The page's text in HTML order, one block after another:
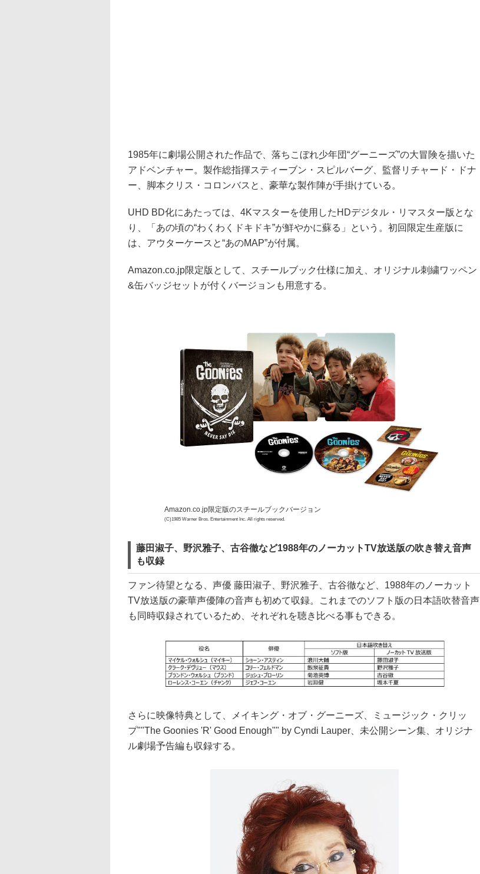
1985年に劇場公開された作品で、落ちこぼれ少年団“グーニーズ”の大冒険を描いた
アドベンチャー。製作総指揮スティーブン・スピルバーグ、監督リチャード・ドナ
ー、脚本クリス・コロンバスと、豪華な製作陣が手掛けている。
UHD BD化にあたっては、4Kマスターを使用したHDデジタル・リマスター版とな
り、「あの頃の“わくわくドキドキ”が鮮やかに蘇る」という。初回限定生産版に
は、アウターケースと“あのMAP”が付属。
Amazon.co.jp限定版として、スチールブック仕様に加え、オリジナル刺繍ワッペン
&缶バッジセットが付くバージョンも用意する。
Amazon.co.jp限定版のスチールブックバージョン
(C)1985 Warner Bros. Entertainment Inc. All rights reserved.
藤田淑子、野沢雅子、古谷徹など1988年のノーカットTV放送版の吹き替え音声
も収録
ファン待望となる、声優 藤田淑子、野沢雅子、古谷徹など、1988年のノーカット
TV放送版の豪華声優陣の音声も初めて収録。これまでのソフト版の日本語吹替音声
も同時収録されているため、それぞれを聴き比べる事もできる。
さらに映像特典として、メイキング・オブ・グーニーズ、ミュージック・クリッ
プ""The Goonies 'R' Good Enough"" by Cyndi Lauper、未公開シーン集、オリジナ
ル劇場予告編も収録する。